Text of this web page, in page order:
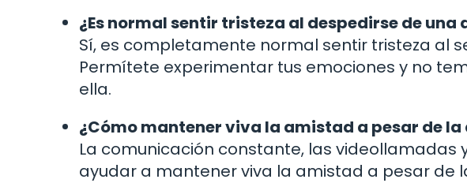
¿Es normal sentir tristeza al despedirse de una
Sí, es completamente normal sentir tristeza al
Permítete experimentar tus emociones y no
ella.
¿Cómo mantener viva la amistad a pesar de
La comunicación constante, las videollamadas
ayudar a mantener viva la amistad a pesar de